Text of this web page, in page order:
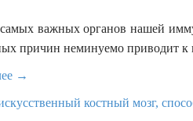
важных органов нашей
причин неминуемо приводит к
→